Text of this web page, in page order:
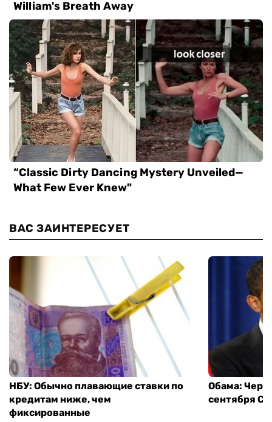
ВАС ЗАИНТЕРЕСУЕТ
НБУ: Обычно плавающие ставки по
кредитам ниже, чем
фиксированные
Обама:
сентября